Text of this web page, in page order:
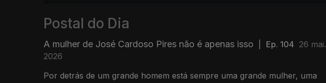
Postal do Dia
A mulher de José Cardoso Pires não é apenas isso Ep. 104 26 mai.
2026
Por detrás de um grande homem está sempre uma grande mulher, uma